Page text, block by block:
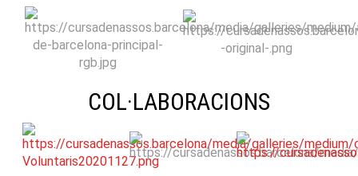
COL·LABORACIONS